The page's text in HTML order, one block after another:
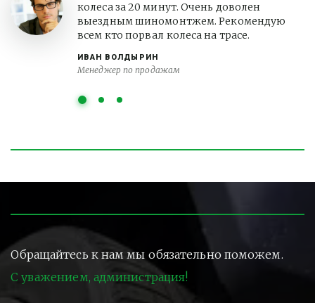
ИВАН ВОЛДЫРИН
Менеджер по продажам
колеса за 20 минут. Очень доволен
выездным шиномонтжем. Рекомендую
всем кто порвал колеса на трасе.
Обращайтесь к нам мы обязательно поможем.
С уважением, администрация!